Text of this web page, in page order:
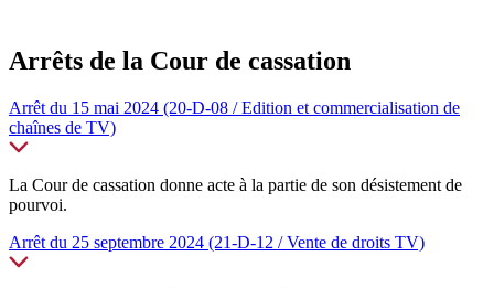
Arrêts de la Cour de cassation
Arrêt du 15 mai 2024 (20-D-08 / Edition et commercialisation de
chaînes de TV)
La Cour de cassation donne acte à la partie de son désistement de
pourvoi.
Arrêt du 25 septembre 2024 (21-D-12 / Vente de droits TV)